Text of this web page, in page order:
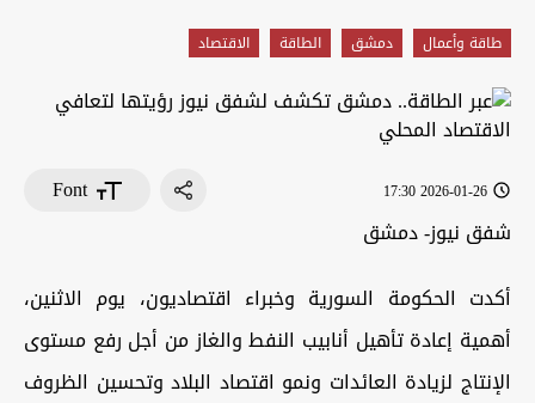
طاقة وأعمال دمشق الطاقة الاقتصاد
2026-01-26 17:30
Font
شفق نيوز- دمشق
أكدت الحكومة السورية وخبراء اقتصاديون، يوم الاثنين،
أهمية إعادة تأهيل أنابيب النفط والغاز من أجل رفع مستوى
الإنتاج لزيادة العائدات ونمو اقتصاد البلاد وتحسين الظروف